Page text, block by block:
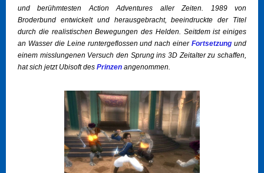
und berühmtesten Action Adventures aller Zeiten. 1989 von
Broderbund entwickelt und herausgebracht, beeindruckte der Titel
durch die realistischen Bewegungen des Helden. Seitdem ist einiges
an Wasser die Leine runtergeflossen und nach einerFortsetzung und
einem misslungenen Versuch den Sprung ins 3D Zeitalter zu schaffen,
hat sich jetzt Ubisoft des Prinzen angenommen.